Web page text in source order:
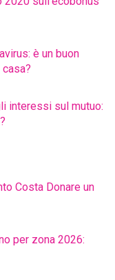
è un buon
interessi sul mutuo:
Costa Donare un
per zona 2026: